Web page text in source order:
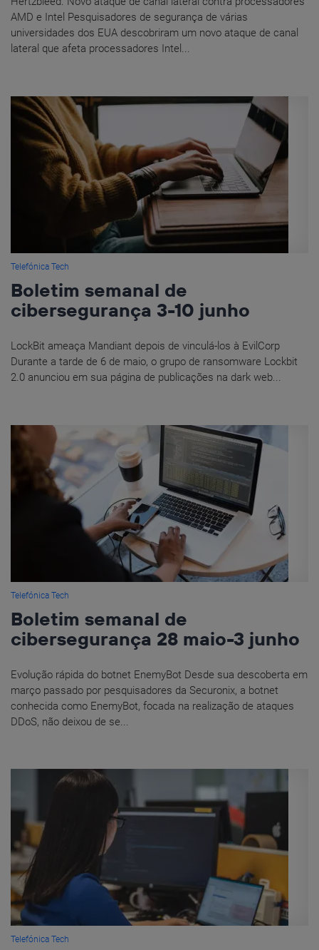
AMD e Intel Pesquisadores de segurança de várias
universidades dos EUA descobriram um novo ataque de canal
lateral que afeta processadores Intel...
Telefónica Tech
Boletim semanal de
cibersegurança 3-10 junho
LockBit ameaça Mandiant depois de vinculá-los à EvilCorp
Durante a tarde de 6 de maio, o grupo de ransomware Lockbit
2.0 anunciou em sua página de publicações na dark web...
Telefónica Tech
Boletim semanal de
cibersegurança 28 maio-3 junho
Evolução rápida do botnet EnemyBot Desde sua descoberta em
março passado por pesquisadores da Securonix, a botnet
conhecida como EnemyBot, focada na realização de ataques
DDoS, não deixou de se...
Telefónica Tech